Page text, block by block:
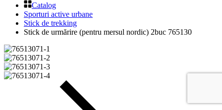
Catalog
Sporturi active urbane
Stick de trekking
Stick de urmărire (pentru mersul nordic) 2buc 765130